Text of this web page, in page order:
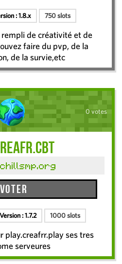
:1.8.x 750 slots
de créativité et de
faire du pvp, de la
de la survie,etc
0 votes
Voter
Version :1.7.2 1000 slots
play.creafrr.play ses tres
serveures